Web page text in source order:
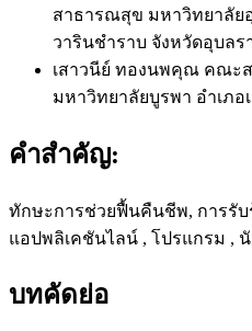
สาธารณสุข มหาวิทยาลัย
วารินชำราบ จังหวัดอุบลร
เสาวนีย์ ทองนพคุณ คณะ
มหาวิทยาลัยบูรพา อำเภอ
คำสำคัญ:
ทักษะการช่วยฟื้นคืนชีพ, การรับ
แอปพลิเคชันไลน์ , โปรแกรม ,
บทคัดย่อ